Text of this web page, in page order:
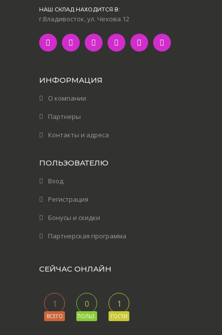
НАШ СКЛАД НАХОДИТСЯ В:
г.Владивосток, ул. Чехова 12
ИНФОРМАЦИЯ
О компании
Партнеры
Контакты и адреса
ПОЛЬЗОВАТЕЛЮ
Вход
Регистрация
Бонусы и скидки
Партнерская программа
СЕЙЧАС ОНЛАЙН
1
ВСЕГО
0
ПОЛЬЗ.
1
ГОСТИ